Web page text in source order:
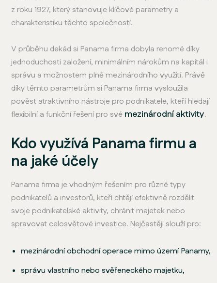
z roku 1927, který stanovuje klíčové parametry a
charakteristiku těchto společností.
V průběhu dekád si Panama firma dobyla renomé díky
jednoduchosti založení, minimálním nárokům na kapitál i
správu a možnostem plně mezinárodního využití. Právě
díky těmto parametrům si Panama firma vysloužila
pověst atraktivního nástroje pro podnikatele, kteří hledají
flexibilní a funkční řešení pro své mezinárodní aktivity.
Kdo využívá Panama firmu a
na jaké účely
Panama firma je vhodným řešením pro různé typy
podnikatelů a investorů, kteří chtějí efektivně rozdělit
svoje podnikatelské aktivity, chránit majetek nebo
spravovat celosvětové investice. Nejčastěji slouží pro:
mezinárodní obchodní operace mimo území Panamy,
správu vlastního nebo svěřeneckého majetku,